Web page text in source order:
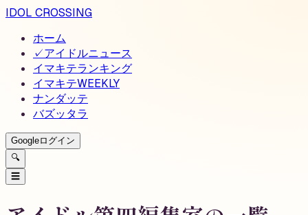
IDOL CROSSING
ホーム
✓アイドルニュース
イマキテランキング
イマキテWEEKLY
ナンダッテ
バズッタラ
Googleログイン
🔍
☰